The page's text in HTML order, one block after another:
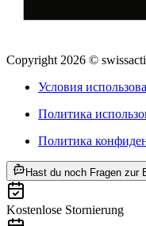
Copyright 2026 ©
Условия
Политика
Политика
Hast du noch Fragen zur
Kostenlose Stornierung